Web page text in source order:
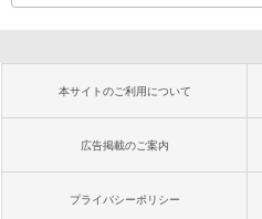
本サイトのご利用について
広告掲載のご案内
プライバシーポリシー